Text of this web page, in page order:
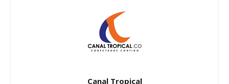
Canal Tropical